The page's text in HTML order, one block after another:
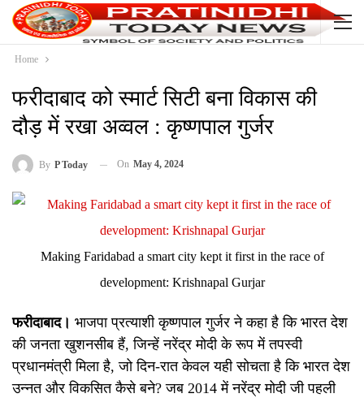
Home
फरीदाबाद को स्मार्ट सिटी बना विकास की
दौड़ में रखा अव्वल : कृष्णपाल गुर्जर
By P Today On May 4, 2024
Making Faridabad a smart city kept it first in the race of
development: Krishnapal Gurjar
फरीदाबाद। भाजपा प्रत्याशी कृष्णपाल गुर्जर ने कहा है कि भारत देश
की जनता खुशनसीब हैं, जिन्हें नरेंद्र मोदी के रूप में तपस्वी
प्रधानमंत्री मिला है, जो दिन-रात केवल यही सोचता है कि भारत देश
उन्नत और विकसित कैसे बने? जब 2014 में नरेंद्र मोदी जी पहली